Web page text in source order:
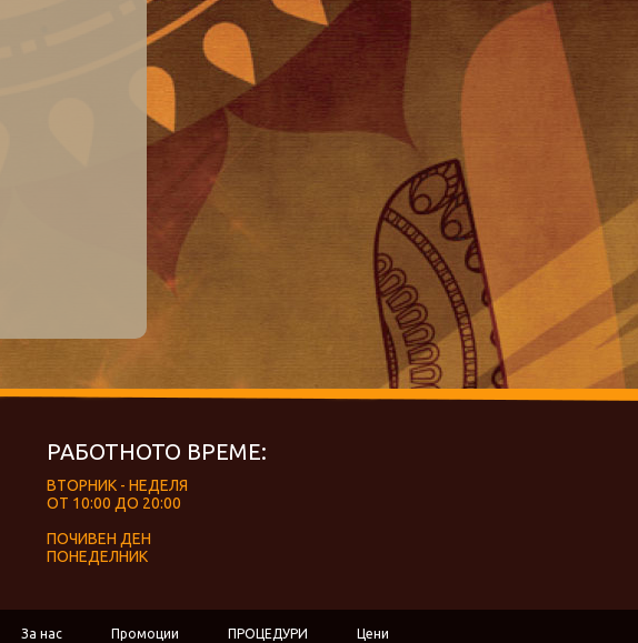
РАБОТНОТО ВРЕМЕ:
ВТОРНИК - НЕДЕЛЯ
ОТ 10:00 ДО 20:00
ПОЧИВЕН ДЕН
ПОНЕДЕЛНИК
За нас Промоции ПРОЦЕДУРИ Цени